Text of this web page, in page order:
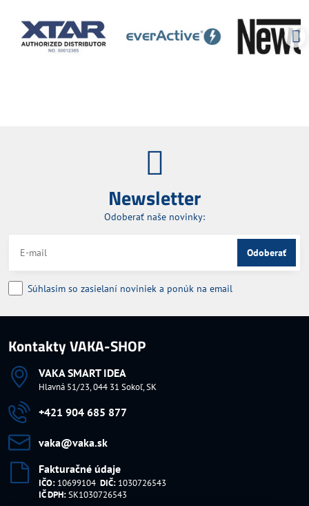
Newsletter
Odoberať naše novinky:
Odoberať
Súhlasim so zasielaní noviniek a ponúk na email
Kontakty VAKA-SHOP
VAKA SMART IDEA
Hlavná 51/23, 044 31 Sokoľ, SK
+421 904 685 877
vaka​@vaka​.sk
Fakturačné údaje
IČO: 10699104 DIČ: 1030726543
IČ DPH:SK1030726543